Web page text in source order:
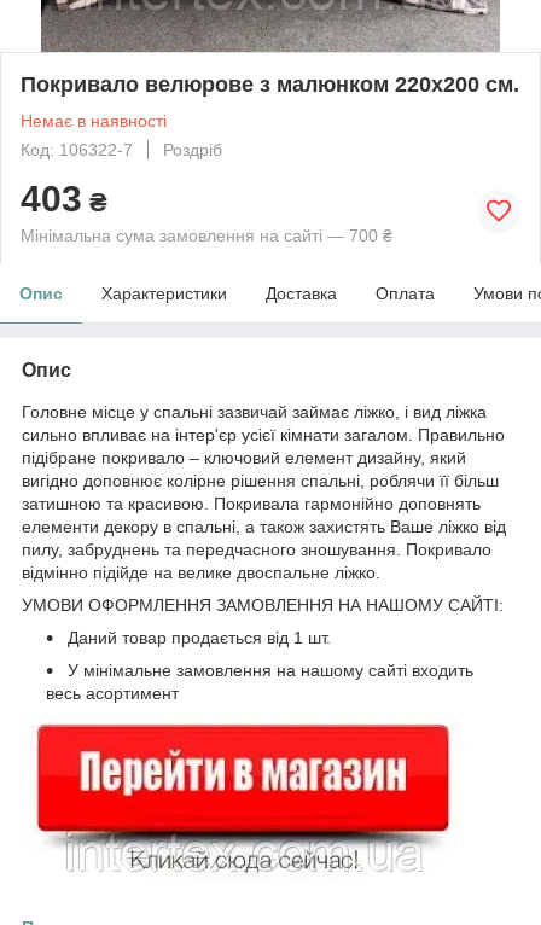
Покривало велюрове з малюнком 220х200 см.
Немає в наявності
Код: 106322-7
Роздріб
403 ₴
Мінімальна сума замовлення на сайті — 700 ₴
Опис Характеристики Доставка Оплата Умови
Опис
Головне місце у спальні зазвичай займає ліжко, і вид ліжка
сильно впливає на інтер'єр усієї кімнати загалом. Правильно
підібране покривало – ключовий елемент дизайну, який
вигідно доповнює колірне рішення спальні, роблячи її більш
затишною та красивою. Покривала гармонійно доповнять
елементи декору в спальні, а також захистять Ваше ліжко від
пилу, забруднень та передчасного зношування. Покривало
відмінно підійде на велике двоспальне ліжко.
УМОВИ ОФОРМЛЕННЯ ЗАМОВЛЕННЯ НА НАШОМУ САЙТІ:
Даний товар продається від 1 шт.
У мінімальне замовлення на нашому сайті входить
весь асортимент